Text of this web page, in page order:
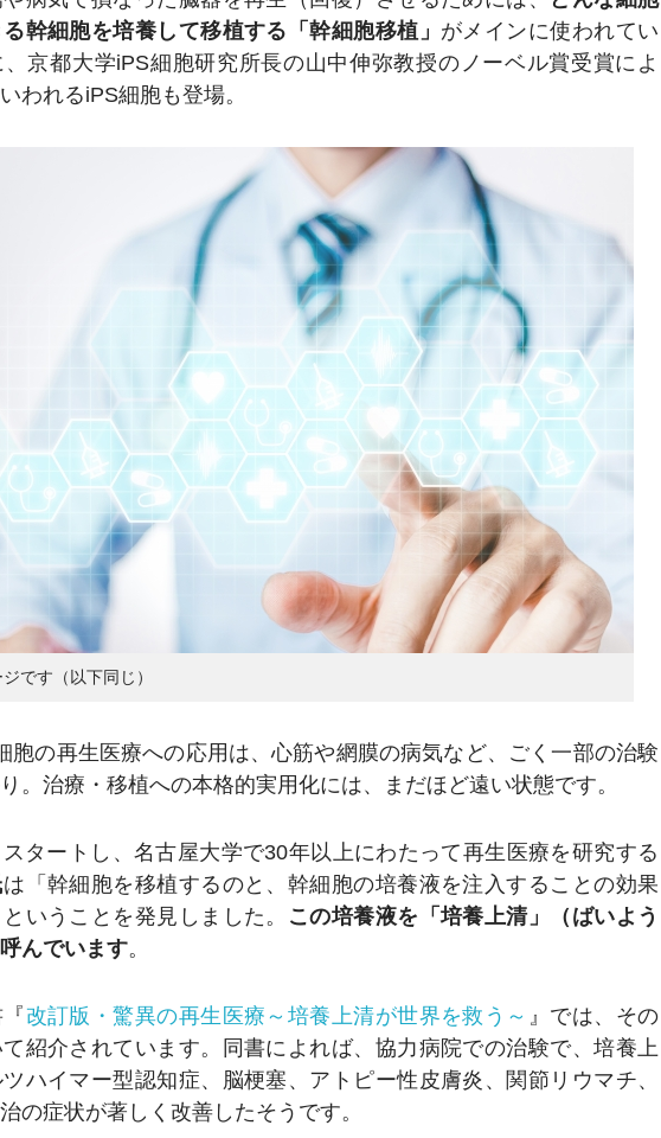
幹細胞を培養して移植する「幹細胞移植」 がメインに使われてい
、京都大学iPS細胞研究所長の山中伸弥教授のノーベル賞受賞によ
われるiPS細胞も登場。
です（以下同じ）
の再生医療への応用は、心筋や網膜の病気など、ごく一部の治験
。治療・移植への本格的実用化には、まだほど遠い状態です。
タートし、名古屋大学で30年以上にわたって再生医療を研究する
は「幹細胞を移植するのと、幹細胞の培養液を注入することの効果
いうことを発見しました。
この培養液を「培養上清」（ばいよう
んでいます。
改訂版・驚異の再生医療～培養上清が世界を救う～ 』では、その
紹介されています。同書によれば、協力病院での治験で、培養上
ハイマー型認知症、脳梗塞、アトピー性皮膚炎、関節リウマチ、
の症状が著しく改善したそうです。